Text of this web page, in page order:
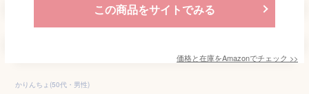
この商品をサイトでみる
価格と在庫をAmazonでチェック >>
かりんちょ(50代・男性)